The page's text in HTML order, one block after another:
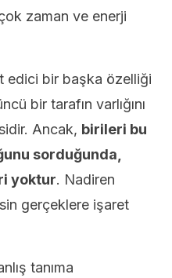
zaman ve enerji
edici bir başka özelliği
bir tarafın varlığını
Ancak, birileri bu
sorduğunda,
yoktur. Nadiren
gerçeklere işaret
tanıma